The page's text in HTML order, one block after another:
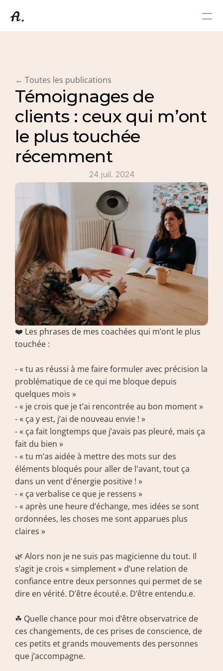
Témoignages
Contact
Blog
← Toutes les publications
Témoignages de
clients : ceux qui m’ont
le plus touchée
récemment
24 juil. 2024
❤️ Les phrases de mes coachées qui m’ont le plus
touchée :
- « tu as réussi à me faire formuler avec précision la
problématique de ce qui me bloque depuis
quelques mois »
- « je crois que je t’ai rencontrée au bon moment »
- « ça y est, j’ai de nouveau envie ! »
- « ça fait longtemps que j’avais pas pleuré, mais ça
fait du bien »
- « tu m’as aidée à mettre des mots sur des
éléments bloqués pour aller de l'avant, tout ça
dans un vent d'énergie positive ! »
- « ça verbalise ce que je ressens »
- « après une heure d’échange, mes idées se sont
ordonnées, les choses me sont apparues plus
claires »
🌿 Alors non je ne suis pas magicienne du tout. Il
s’agit je crois « simplement » d’une relation de
confiance entre deux personnes qui permet de se
dire en vérité. D’être écouté.e. D’être entendu.e.
☘ Quelle chance pour moi d’être observatrice de
ces changements, de ces prises de conscience, de
ces petits et grands mouvements des personnes
que j’accompagne.